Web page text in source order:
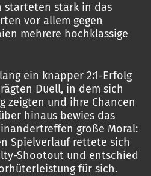
starteten stark in das
vor allem gegen
mehrere hochklassige
ein knapper 2:1-Erfolg
Duell, in dem sich
zeigten und ihre Chancen
hinaus bewies das
große Moral:
Spielverlauf rettete sich
Shootout und entschied
für sich.